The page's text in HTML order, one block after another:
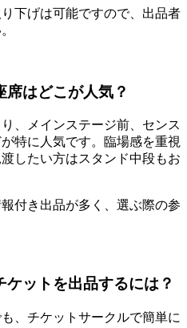
下げは可能ですので、出品者
はどこが人気？
、メインステージ前、センス
特に人気です。臨場感を重視
したい方はスタンド中段もお
付き出品が多く、選ぶ際の参
ットを出品するには？
、チケットサークルで簡単に